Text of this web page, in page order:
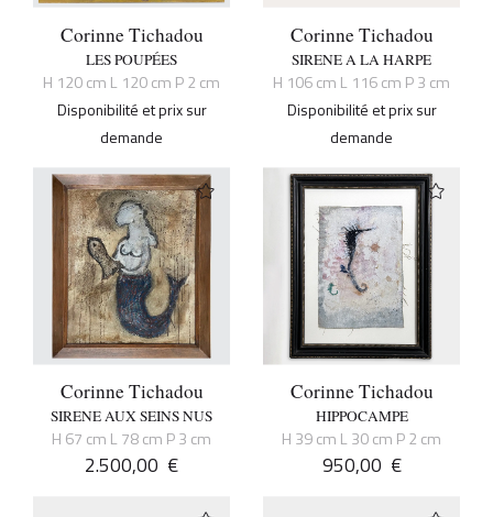
Corinne Tichadou
LES POUPÉES
H 120 cm L 120 cm P 2 cm
Disponibilité et prix sur
demande
Corinne Tichadou
SIRENE A LA HARPE
H 106 cm L 116 cm P 3 cm
Disponibilité et prix sur
demande
Corinne Tichadou
SIRENE AUX SEINS NUS
H 67 cm L 78 cm P 3 cm
2.500,00 €
Corinne Tichadou
HIPPOCAMPE
H 39 cm L 30 cm P 2 cm
950,00 €